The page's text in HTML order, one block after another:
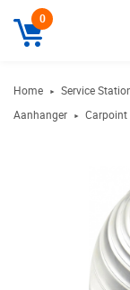
0
Home ► Service
Aanhanger
► Carpoint